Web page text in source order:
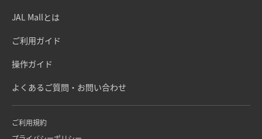
JAL Mallとは
ご利用ガイド
操作ガイド
よくあるご質問・お問い合わせ
ご利用規約